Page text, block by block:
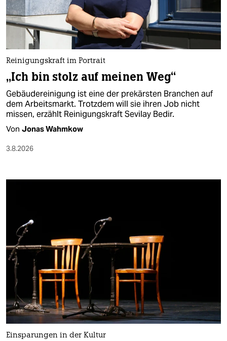
nord
wahrheit
verlag
verlag
veranstaltungen
shop
fragen & hilfe
epaper login
Reinigungskraft im Portrait
„Ich bin stolz auf meinen Weg“
Gebäudereinigung ist eine der prekärsten Branchen auf
dem Arbeitsmarkt. Trotzdem will sie ihren Job nicht
missen, erzählt Reinigungskraft Sevilay Bedir.
Von Jonas Wahmkow
3.8.2026
Einsparungen in der Kultur